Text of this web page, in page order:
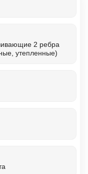
2 ребра
утепленные)